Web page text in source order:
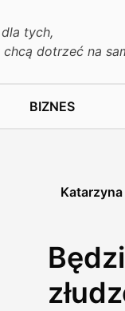
tych,
dotrzeć na
BIZNES